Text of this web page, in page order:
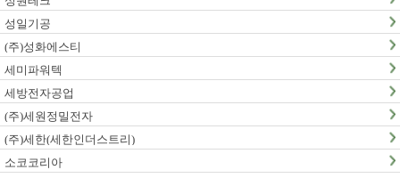
성일기공
(주)성화에스티
세미파워텍
세방전자공업
(주)세원정밀전자
(주)세한(세한인더스트리)
소코코리아